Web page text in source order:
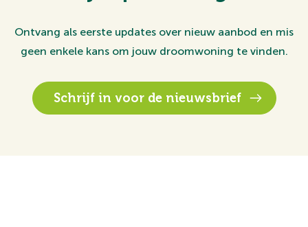
Ontvang als eerste updates over nieuw aanbod en mis
geen enkele kans om jouw droomwoning te vinden.
Schrijf in voor de nieuwsbrief